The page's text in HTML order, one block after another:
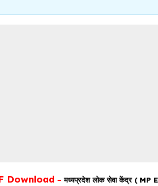
Download –मध्यप्रदेश लोक सेवा केंद्र (